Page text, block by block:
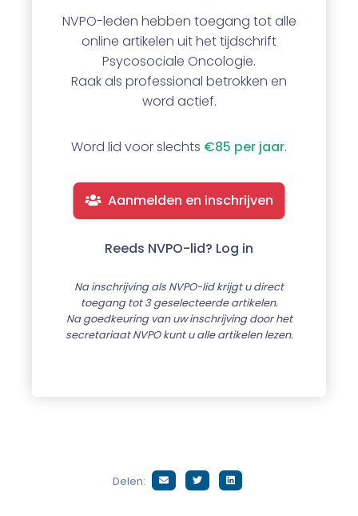
NVPO-leden hebben toegang tot alle
online artikelen uit het tijdschrift
Psycosociale Oncologie.
Raak als professional betrokken en
word actief.
Word lid voor slechts €85 per jaar.
Aanmelden en inschrijven
Reeds NVPO-lid? Log in
Na inschrijving als NVPO-lid krijgt u direct
toegang tot 3 geselecteerde artikelen.
Na goedkeuring van uw inschrijving door het
secretariaat NVPO kunt u alle artikelen lezen.
Delen: